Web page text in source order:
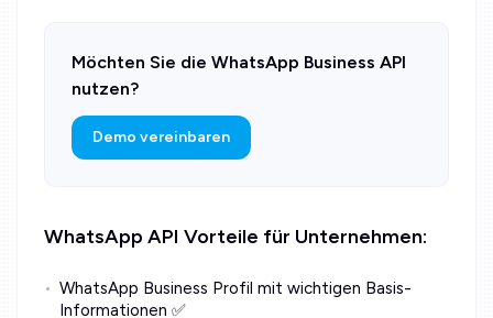
Möchten Sie die WhatsApp Business API
nutzen?
Demo vereinbaren
WhatsApp API Vorteile für Unternehmen:
WhatsApp Business Profil mit wichtigen Basis-
Informationen ✅